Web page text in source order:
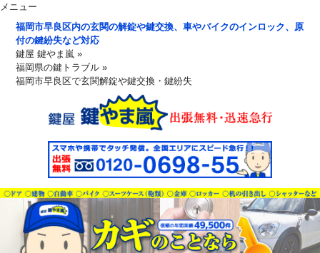
メニュー
福岡市早良区内の玄関の解錠や鍵交換、車やバイクのインロック、原
付の鍵紛失など対応
鍵屋 鍵やま嵐 »
福岡県の鍵トラブル »
福岡市早良区で玄関解錠や鍵交換・鍵紛失